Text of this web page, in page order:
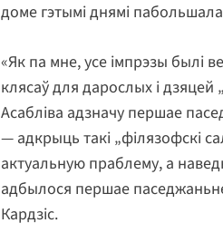
доме гэтымі днямі
«Як па мне, усе імпрэзы былі
клясаў для дарослых і дзяцей
Асабліва адзначу першае
— адкрыць такі „філязофскі
актуальную праблему, а
адбылося першае
Кардзіс.